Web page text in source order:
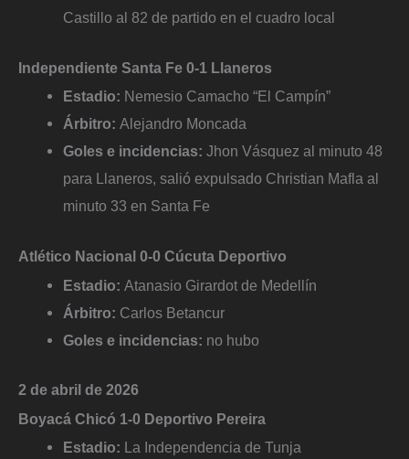
Castillo al 82 de partido en el cuadro local
Independiente Santa Fe 0-1 Llaneros
Estadio: Nemesio Camacho “El Campín”
Árbitro:Alejandro Moncada
Goles e incidencias:Jhon Vásquez al minuto 48
para Llaneros, salió expulsado Christian Mafla al
minuto 33 en Santa Fe
Atlético Nacional 0-0 Cúcuta Deportivo
Estadio: Atanasio Girardot de Medellín
Árbitro: Carlos Betancur
Goles e incidencias: no hubo
2 de abril de 2026
Boyacá Chicó 1-0 Deportivo Pereira
Estadio:
La Independencia de Tunja